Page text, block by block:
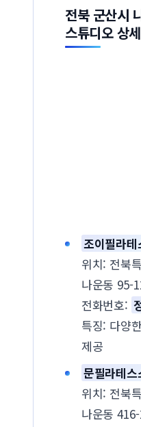
전북 군산시
스튜디오 상
조이필라테
위치: 전북
나운동 95-
전화번호:
특징: 다양
제공
문필라테
위치: 전북
나운동